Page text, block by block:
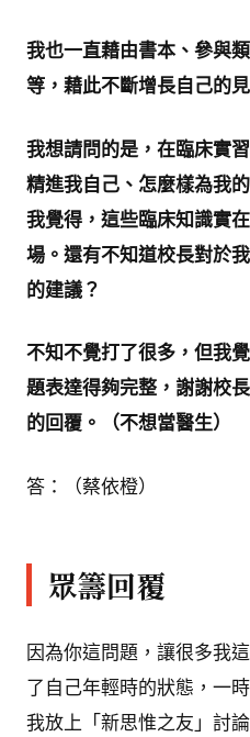
我也一直藉由書本、參與
等，藉此不斷增長自己的
我想請問的是，在臨床實
精進我自己、怎麼樣為我
我覺得，這些臨床知識實
場。還有不知道校長對於
的建議？
不知不覺打了很多，但我
題表達得夠完整，謝謝校
的回覆。（不想當醫生）
答：（蔡依橙）
眾籌回覆
因為你這問題，讓很多我
了自己年輕時的狀態，一
我放上「新思惟之友」討